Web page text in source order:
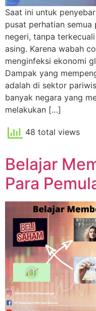
Saat ini untuk
pusat perhatian
negeri, tanpa
asing. Karena wabah
menginfeksi ekonomi
Dampak yang
adalah di sektor
banyak negara yang
melakukan […]
48 total views
Belajar
Para